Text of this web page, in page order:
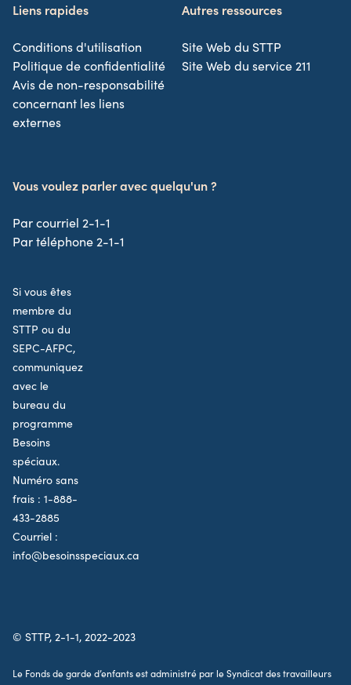
Liens rapides
Conditions d'utilisation
Politique de confidentialité
Avis de non-responsabilité
concernant les liens
externes
Autres ressources
Site Web du STTP
Site Web du service 211
Vous voulez parler avec quelqu'un ?
Par courriel 2-1-1
Par téléphone 2-1-1
Si vous êtes
membre du
STTP ou du
SEPC-AFPC,
communiquez
avec le
bureau du
programme
Besoins
spéciaux.
Numéro sans
frais : 1-888-
433-2885
Courriel :
info@besoinsspeciaux.ca
© STTP, 2-1-1, 2022-2023
Le Fonds de garde d’enfants est administré par le Syndicat des travailleurs